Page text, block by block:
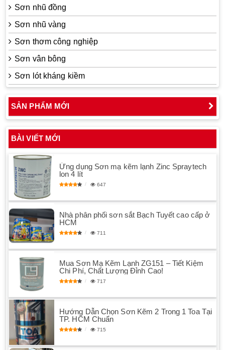
Sơn nhũ đồng
Sơn nhũ vàng
Sơn thơm công nghiệp
Sơn vân bông
Sơn lót kháng kiềm
SẢN PHẨM MỚI
BÀI VIẾT MỚI
Ứng dụng Sơn mạ kẽm lạnh Zinc Spraytech
lon 4 lít
647
Nhà phân phối sơn sắt Bạch Tuyết cao cấp ở
HCM
711
Mua Sơn Mạ Kẽm Lạnh ZG151 – Tiết Kiệm
Chi Phí, Chất Lượng Đỉnh Cao!
717
Hướng Dẫn Chọn Sơn Kẽm 2 Trong 1 Toa Tại
TP. HCM Chuẩn
715